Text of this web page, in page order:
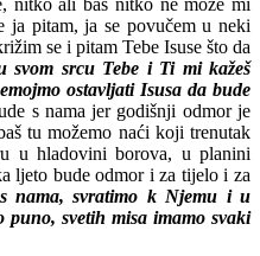
ja pitam, ja se povučem u neki
se i pitam Tebe Isuse što da
svom srcu Tebe i Ti mi kažeš
ostavljati Isusa da bude
s nama jer godišnji odmor je
tu možemo naći koji trenutak
u hladovini borova, u planini
ljeto bude odmor i za tijelo i za
nama, svratimo k Njemu i u
svetih misa imamo svaki